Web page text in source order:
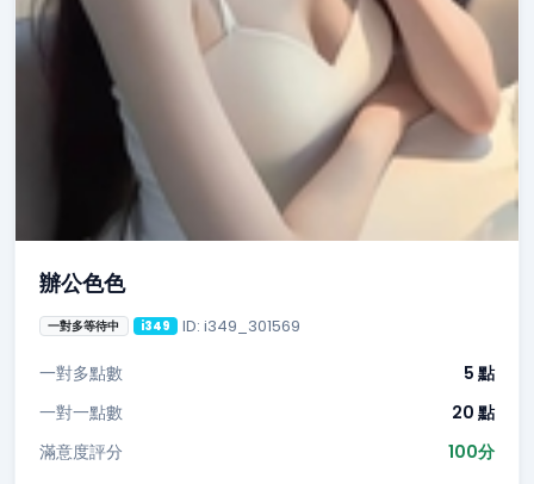
辦公色色
一對多等待中 i349 ID: i349_301569
一對多點數
5 點
一對一點數
20 點
滿意度評分
100分